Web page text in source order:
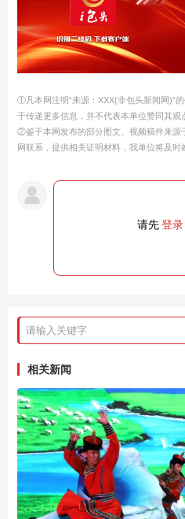
①凡本网注明“来源：XXX(非包头新闻网)”
于传递更多信息，并不代表本单位赞同其观
②鉴于本网发布的部分图文、视频稿件来源
网联系，提供相关证明材料，我单位将及时
请先登录
相关新闻